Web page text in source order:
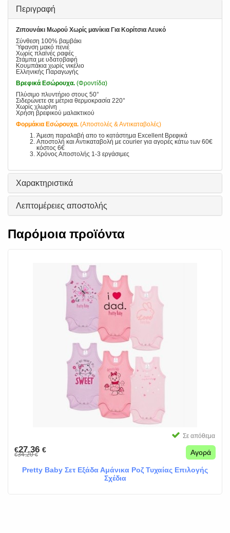
Περιγραφή
Ζιπουνάκι Μωρού Χωρίς μανίκια Για Κορίτσια Λευκό
Σύνθεση 100% βαμβάκι
Ύφανση μακό πενιέ
Χωρίς πλαϊνές ραφές
Στάμπα με υδατοβαφή
Κουμπάκια χωρίς νικέλιο
Ελληνικής Παραγωγής
Βρεφικά Εσώρουχα. (Φροντίδα)
Πλύσιμο πλυντήριο στους 50°
Σιδερώνετε σε μέτρια θερμοκρασία 220°
Χωρίς χλωρίνη
Χρήση βρεφικού μαλακτικού
Φορμάκια Εσώρουχα. (Αποστολές & Αντικαταβολές)
Άμεση παραλαβή απο το κατάστημα Excellent Βρεφικά
Αποστολή και Αντικαταβολή με courier για αγορές κάτω των 60€
κόστος 6€
Χρόνος Αποστολής 1-3 εργάσιμες
Χαρακτηριστικά
Λεπτομέρειες αποστολής
Παρόμοια προϊόντα
Σε απόθεμα
€27.36 €
€34.20€ Αγορά
Pretty Baby Σετ Εξάδα Αμάνικα Ροζ Τυχαίας Επιλογής
Σχέδια